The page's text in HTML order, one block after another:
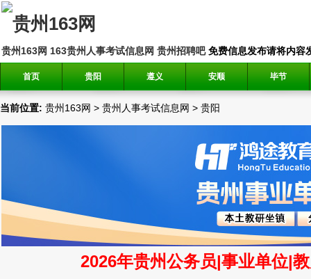
贵州163网 163贵州人事考试信息网 贵州招聘吧免费信息发布请将内容
首页 贵阳 遵义 安顺 毕节
当前位置: 贵州163网 > 贵州人事考试信息网 > 贵阳